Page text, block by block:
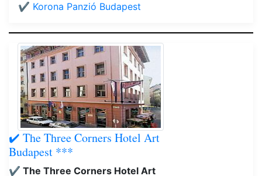
✔️ Korona Panzió Budapest
✔️ The Three Corners Hotel Art
Budapest ***
✔️ The Three Corners Hotel Art